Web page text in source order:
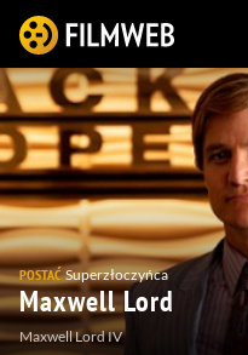
POSTAĆ Superzłoczyńca
Maxwell Lord
Maxwell Lord IV